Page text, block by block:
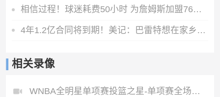
相信过程！球迷耗费50小时 为詹姆斯加盟76人制作精美宣传画
4年1.2亿合同将到期！美记：巴雷特想在家乡夺冠 愿降薪留在猛龙
相关录像
WNBA全明星单项赛投篮之星-单项赛全场录像